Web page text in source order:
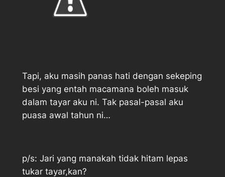
Tapi, aku masih panas hati dengan sekeping
besi yang entah macamana boleh masuk
dalam tayar aku ni. Tak pasal-pasal aku
puasa awal tahun ni…
p/s: Jari yang manakah tidak hitam lepas
tukar tayar,kan?